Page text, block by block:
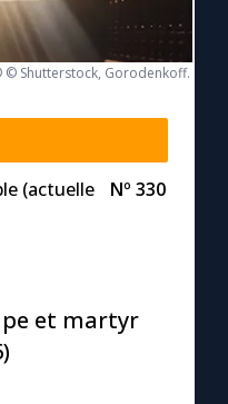
© Shutterstock, Gorodenkoff.
(actuelle
Nº 330
et martyr